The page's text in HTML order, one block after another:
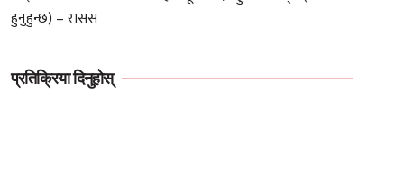
हुनुहुन्छ) – रासस
प्रतिक्रिया दिनुहोस्